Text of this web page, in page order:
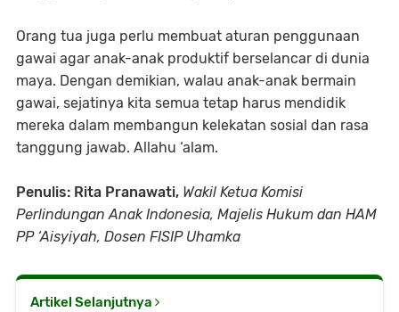
Orang tua juga perlu membuat aturan penggunaan
gawai agar anak-anak produktif berselancar di dunia
maya. Dengan demikian, walau anak-anak bermain
gawai, sejatinya kita semua tetap harus mendidik
mereka dalam membangun kelekatan sosial dan rasa
tanggung jawab. Allahu ‘alam.
Penulis: Rita Pranawati, Wakil Ketua Komisi
Perlindungan Anak Indonesia, Majelis Hukum dan HAM
PP ‘Aisyiyah, Dosen FISIP Uhamka
Artikel Selanjutnya